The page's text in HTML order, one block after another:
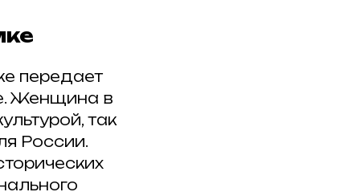
передает
Женщина в
так
России.